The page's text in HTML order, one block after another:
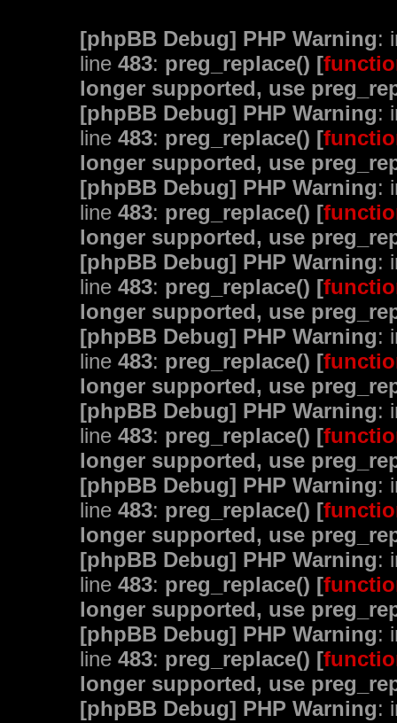
[phpBB Debug] PHP Warning:
line 483: preg_replace() [
longer supported, use
[phpBB Debug] PHP Warning:
line 483: preg_replace() [
longer supported, use
[phpBB Debug] PHP Warning:
line 483: preg_replace() [
longer supported, use
[phpBB Debug] PHP Warning:
line 483: preg_replace() [
longer supported, use
[phpBB Debug] PHP Warning:
line 483: preg_replace() [
longer supported, use
[phpBB Debug] PHP Warning:
line 483: preg_replace() [
longer supported, use
[phpBB Debug] PHP Warning:
line 483: preg_replace() [
longer supported, use
[phpBB Debug] PHP Warning:
line 483: preg_replace() [
longer supported, use
[phpBB Debug] PHP Warning:
line 483: preg_replace() [
longer supported, use
[phpBB Debug] PHP Warning: